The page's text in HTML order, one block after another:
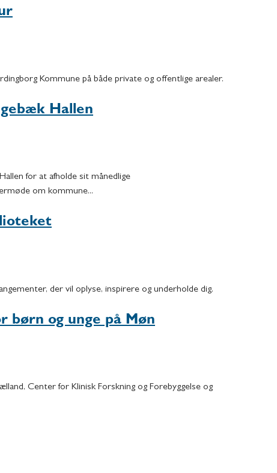
Kommune på både private og offentlige arealer.
Hallen
for at afholde sit månedlige
om kommune...
der vil oplyse, inspirere og underholde dig.
og unge på Møn
Center for Klinisk Forskning og Forebyggelse og